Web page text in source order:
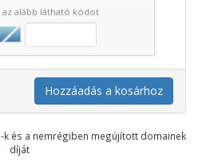
az alább látható kódot
Hozzáadás a kosárhoz
k és a nemrégiben megújított domainek
díját